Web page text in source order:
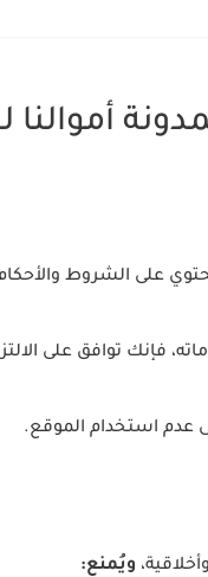
أموالنا
على الشروط
فإنك توافق على
عدم استخدام الموقع.
ويُمنع: